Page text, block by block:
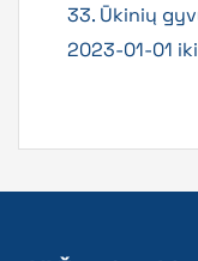
33. Ūkinių
2023-01-01